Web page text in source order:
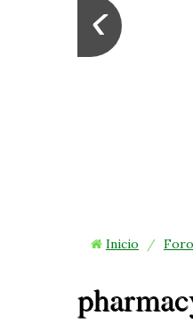
‹
Inicio /